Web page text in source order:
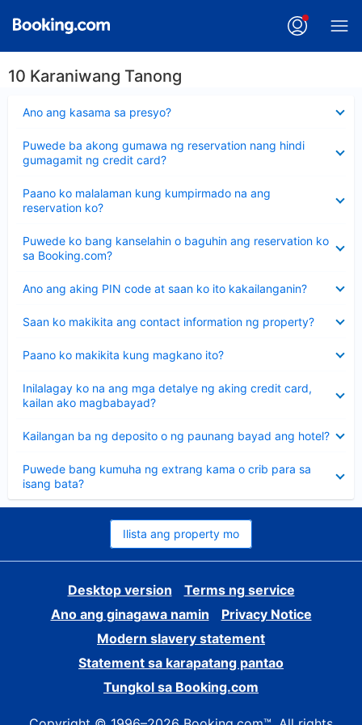
10 Karaniwang Tanong
Ano ang kasama sa presyo?
ang
Puwede ba akong gumawa ng reservation nang hindi
gumagamit ng credit card?
ang
sagot
Paano ko malalaman kung kumpirmado na ang
reservation ko?
ang
sagot
Puwede ko bang kanselahin o baguhin ang reservation ko
sa Booking.com?
ang
sagot
Ano ang aking PIN code at saan ko ito kakailanganin?
ang
Saan ko makikita ang contact information ng property?
ang
Paano ko makikita kung magkano ito?
ang
Inilalagay ko na ang mga detalye ng aking credit card,
kailan ako magbabayad?
ang
sagot
Kailangan ba ng deposito o ng paunang bayad ang hotel?
ang
Puwede bang kumuha ng extrang kama o crib para sa
isang bata?
ang
sagot
Ilista ang property mo
Desktop version
Terms ng service
Ano ang ginagawa namin
Privacy Notice
Modern slavery statement
Statement sa karapatang pantao
Tungkol sa Booking.com